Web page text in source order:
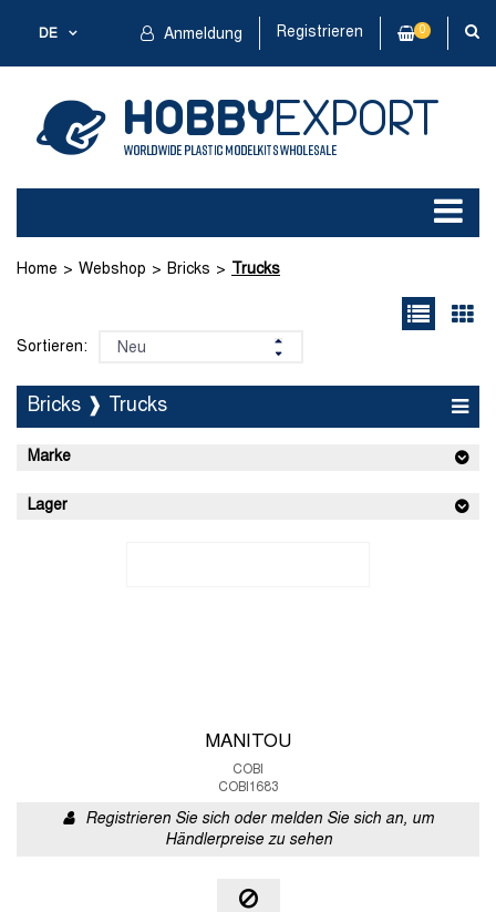
DE Anmeldung Registrieren 0
Home Webshop Bricks Trucks
Sortieren:
Bricks ❱ Trucks
Marke
Lager
MANITOU
COBI
COBI1683
Registrieren Sie sich oder melden Sie sich an, um
Händlerpreise zu sehen